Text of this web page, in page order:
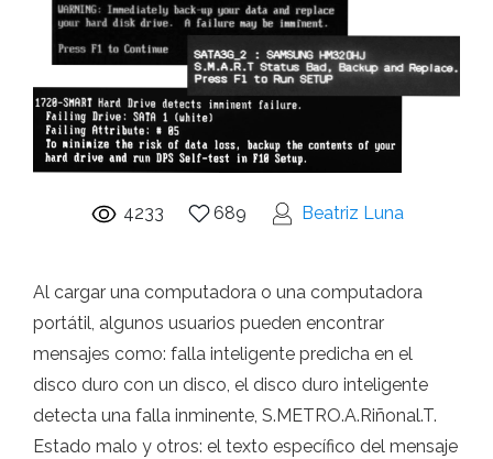
4233 689 Beatriz Luna
Al cargar una computadora o una computadora
portátil, algunos usuarios pueden encontrar
mensajes como: falla inteligente predicha en el
disco duro con un disco, el disco duro inteligente
detecta una falla inminente, S.METRO.A.Riñonal.T.
Estado malo y otros: el texto específico del mensaje